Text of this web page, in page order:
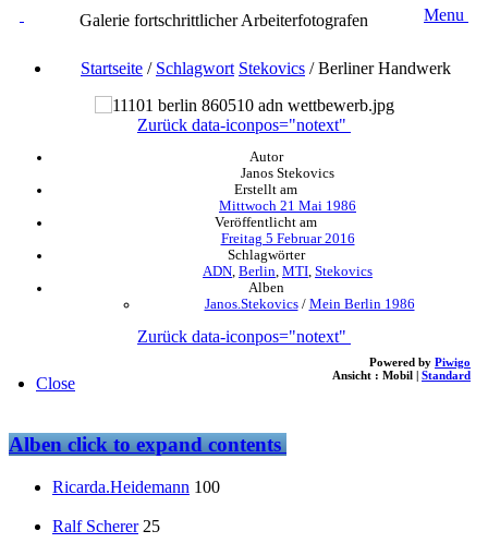
Galerie fortschrittlicher Arbeiterfotografen Menu
Startseite / Schlagwort Stekovics /Berliner Handwerk
Zurück data-iconpos="notext"
Autor
Janos Stekovics
Erstellt am
Mittwoch 21 Mai 1986
Veröffentlicht am
Freitag 5 Februar 2016
Schlagwörter
ADN Berlin MTI Stekovics
Alben
Janos.Stekovics/ Mein Berlin 1986
Zurück data-iconpos="notext"
Powered by Piwigo
Ansicht : Mobil | Standard
Close
Albenclick to expand contents
Ricarda.Heidemann 100
Ralf Scherer 25